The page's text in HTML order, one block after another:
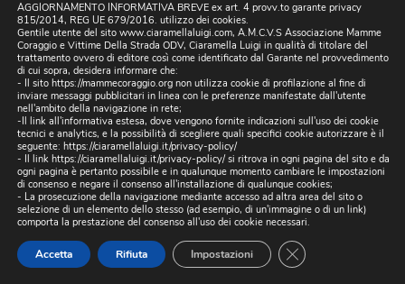
TRE MORTI IN TRE GIORNI. È PESANTE IL BILANCIO DI DUE
GRAVI INCIDENTI STRADALI CHE SI SONO VERIFICATI A
NAPOLI,24 MARZO 2026
IL 20/03/2026 INCONTRO ASSOCIAZIONI VITTIME DELLA
STRADA, PRESSO IL TRIBUNALE NAPOLI NORD, CON
PROCURATORE DELLA REPUBBLICA DOTTOR DOMENICO
AIROMA 20 MARZO 2026
ESCLUSIVA. BUCHE E VORAGINI A MARANO E GIUGLIANO, IL
CONTENUTO DELLE RELAZIONI DEL MINISTERO DELLE
INFRASTRUTTURE E DEI TRASPORTI DOPO I SOPRALLUOGHI:
AGGIORNAMENTO INFORMATIVA BREVE ex art. 4 provv.to garante privacy
815/2014, REG UE 679/2016. utilizzo dei cookies.
Gentile utente del sito www.ciaramellaluigi.com, A.M.C.V.S Associazione Mamme
Coraggio e Vittime Della Strada ODV, Ciaramella Luigi in qualità di titolare del
trattamento ovvero di editore così come identificato dal Garante nel provvedimento
di cui sopra, desidera informare che:
- Il sito https://mammecoraggio.org non utilizza cookie di profilazione al fine di
inviare messaggi pubblicitari in linea con le preferenze manifestate dall'utente
nell'ambito della navigazione in rete;
-Il link all'informativa estesa, dove vengono fornite indicazioni sull'uso dei cookie
tecnici e analytics, e la possibilità di scegliere quali specifici cookie autorizzare è il
seguente: https://ciaramellaluigi.it/privacy-policy/
- Il link https://ciaramellaluigi.it/privacy-policy/si ritrova in ogni pagina del sito e da
ogni pagina è pertanto possibile e in qualunque momento cambiare le impostazioni
di consenso e negare il consenso all'installazione di qualunque cookies;
- La prosecuzione della navigazione mediante accesso ad altra area del sito o
selezione di un elemento dello stesso (ad esempio, di un'immagine o di un link)
comporta la prestazione del consenso all'uso dei cookie necessari.
Accetta Rifiuta Impostazioni CLOSE GDPR